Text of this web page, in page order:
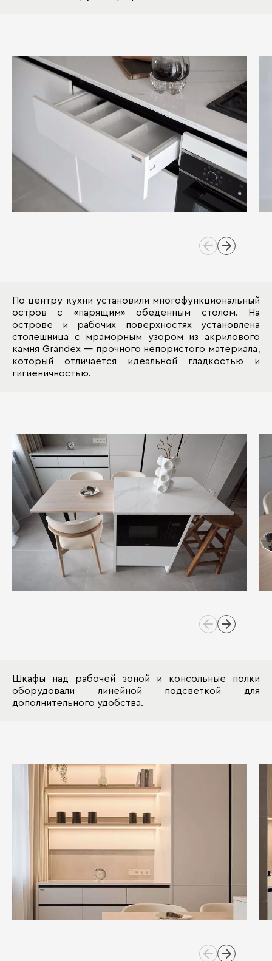
По центру кухни установили многофункциональный
остров с «парящим» обеденным столом. На
острове и рабочих поверхностях установлена
столешница с мраморным узором из акрилового
камня Grandex — прочного непористого материала,
который отличается идеальной гладкостью и
гигиеничностью.
Шкафы над рабочей зоной и консольные полки
оборудовали линейной подсветкой для
дополнительного удобства.